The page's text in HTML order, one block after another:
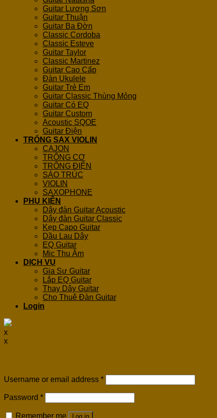
Guitar Lương Sơn
Guitar Thuận
Guitar Ba Đờn
Classic Cordoba
Classic Esteve
Guitar Taylor
Classic Martinez
Guitar Cao Cấp
Đàn Ukulele
Guitar Trẻ Em
Guitar Classic Thùng Mỏng
Guitar Có EQ
Guitar Custom
Acoustic SQOE
Guitar Điện
TRỐNG SAX VIOLIN
CAJON
TRỐNG CƠ
TRỐNG ĐIỆN
SÁO TRÚC
VIOLIN
SAXOPHONE
PHỤ KIỆN
Dây đàn Guitar Acoustic
Dây đàn Guitar Classic
Kẹp Capo Guitar
Dầu Lau Dây
EQ Guitar
Mic Thu Âm
DỊCH VỤ
Gia Sư Guitar
Lắp EQ Guitar
Thay Dây Guitar
Cho Thuê Đàn Guitar
Login
x
x
Username or email address *
Password *
Remember me Log in